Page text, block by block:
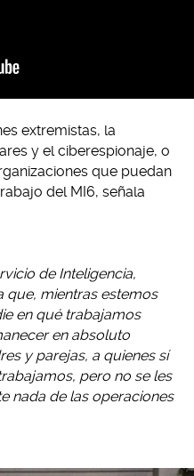
extremistas, la
y el ciberespionaje, o
que puedan
del MI6, señala
de Inteligencia,
que, mientras estemos
en qué trabajamos
en absoluto
y parejas, a quienes sí
pero no se les
nada de las operaciones